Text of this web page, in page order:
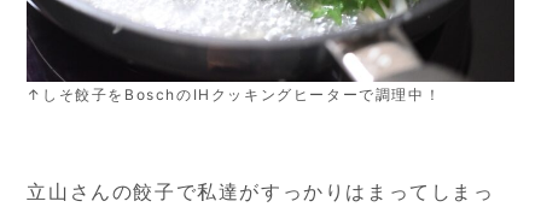
↑しそ餃子をBoschのIHクッキングヒーターで調理中！
立山さんの餃子で私達がすっかりはまってしまっ